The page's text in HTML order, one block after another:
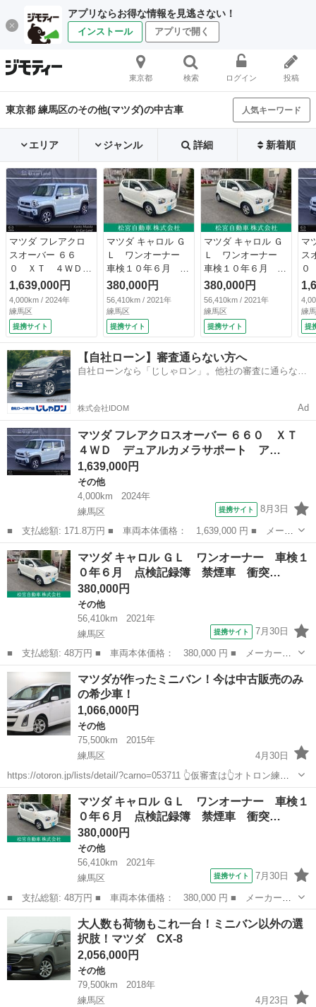
アプリならお得な情報を見逃さない！
インストール アプリで開く
東京都 検索 ログイン 投稿
東京都 練馬区のその他(マツダ)の中古車 人気キーワード
エリア ジャンル 詳細 新着順
マツダ フレアクロ
スオーバー ６６
０ ＸＴ ４ＷＤ
デュアルカメラサポ
ート アダプティブ
クルーズコントロー
ル 全方位モニタ
ー コーナーセンサ
ー フルセグ ４Ｗ
Ｄ ナビＴＶ レー
ンアシスト ター
ボ Ｂｌｕｅｔｏｏ
ｔｈ メモリナビ
シートヒーター 衝
突軽減 （検9.9）
1,639,000円
4,000km / 2024年
練馬区
提携サイト
マツダ キャロル Ｇ
Ｌ ワンオーナー
車検１０年６月 点
検記録簿 禁煙車
衝突安全ボディ レ
ーダーＢ 電格ミラ
ー 運転席助手席エ
アバッグ Ｉストッ
プ キ－レス ＥＴ
Ｃ付 ブルートゥー
ス イモビライザ
ナビ （検10.6）
380,000円
56,410km / 2021年
練馬区
提携サイト
マツダ キャロル Ｇ
Ｌ ワンオーナー
車検１０年６月 点
検記録簿 禁煙車
衝突安全ボディ レ
ーダーＢ 電格ミラ
ー 運転席助手席エ
アバッグ Ｉストッ
プ キ－レス ＥＴ
Ｃ付 ブルートゥー
ス イモビライザ
380,000円
56,410km / 2021年
練馬区
提携サイト
マ
ス
デ
ー
ク
ル
ー
ン
ｔ
練
提
【自社ローン】審査通らない方へ
自社ローンなら「じしゃロン」。他社の審査に通らなか
株式会社IDOM Ad
マツダ フレアクロスオーバー ６６０ ＸＴ
４ＷＤ デュアルカメラサポート ア…
1,639,000円
その他
4,000km
2024年
練馬区
提携サイト 8月3日
■ 支払総額: 171.8万円 ■ 車両本体価格： 1,639,000 円 ■ メーカ
ー名： マツダ ■ 車種名： フレアクロスオーバー ■ グレード
名： ６６０ ＸＴ ４ＷＤ デュアルカメラサポート アダプティ
ブクルーズ...
東京 練馬区 その他
マツダ キャロル ＧＬ ワンオーナー 車検１
０年６月 点検記録簿 禁煙車 衝突…
380,000円
その他
56,410km
2021年
練馬区
提携サイト 7月30日
■ 支払総額: 48万円 ■ 車両本体価格： 380,000 円 ■ メーカー
名： マツダ ■ 車種名： キャロル ■ グレード名： ＧＬ ワン
オーナー 車検１０年６月 点検記録簿 禁煙車 衝突安全ボディ
レーダーＢ 電格...
東京 練馬区 その他
マツダが作ったミニバン！今は中古販売のみ
の希少車！
1,066,000円
その他
75,500km
2015年
練馬区
4月30日
https://otoron.jp/lists/detail/?carno=053711 👆仮審査は👆オトロン練馬
店へ✨👆🌠 今は無き、希少性の高いマツダ製ミニバン。中古販売のみ
というレアなクルマ！人とは違うお車をお...
東京 練馬区 その他
マツダ キャロル ＧＬ ワンオーナー 車検１
０年６月 点検記録簿 禁煙車 衝突…
380,000円
その他
56,410km
2021年
練馬区
提携サイト 7月30日
■ 支払総額: 48万円 ■ 車両本体価格： 380,000 円 ■ メーカー
名： マツダ ■ 車種名： キャロル ■ グレード名： ＧＬ ワン
オーナー 車検１０年６月 点検記録簿 禁煙車 衝突安全ボディ
レーダーＢ 電格...
東京 練馬区 その他
大人数も荷物もこれ一台！ミニバン以外の選
択肢！マツダ CX-8
2,056,000円
その他
79,500km
2018年
練馬区
4月23日